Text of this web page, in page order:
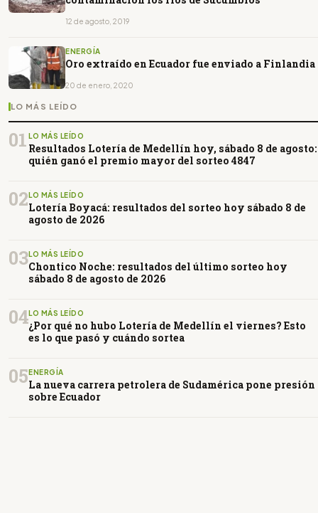
12 de agosto, 2019
ENERGÍA
Oro extraído en Ecuador fue enviado a Finlandia
20 de enero, 2020
LO MÁS LEÍDO
01 LO MÁS LEÍDO
Resultados Lotería de Medellín hoy, sábado 8 de agosto:
quién ganó el premio mayor del sorteo 4847
02LO MÁS LEÍDO
Lotería Boyacá: resultados del sorteo hoy sábado 8 de
agosto de 2026
03LO MÁS LEÍDO
Chontico Noche: resultados del último sorteo hoy
sábado 8 de agosto de 2026
04LO MÁS LEÍDO
¿Por qué no hubo Lotería de Medellín el viernes? Esto
es lo que pasó y cuándo sortea
05ENERGÍA
La nueva carrera petrolera de Sudamérica pone presión
sobre Ecuador